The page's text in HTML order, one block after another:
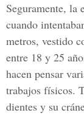
Seguramente, la
cuando
metros, vestido
entre 18 y 25
hacen pensar
trabajos físicos.
dientes y su